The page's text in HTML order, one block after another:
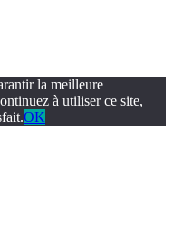
la meilleure
à utiliser ce site,
OK